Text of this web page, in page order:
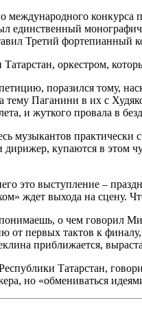
международного
единственный
Третий фортепианный
оркестром,
поразился тому,
Паганини в их с
и жуткого провала в
музыкантов
купаются в этом
это выступление –
ждет выхода на сцену.
о чем говорил
первых тактов к
приближается,
Татарстан,
но «обмениваться